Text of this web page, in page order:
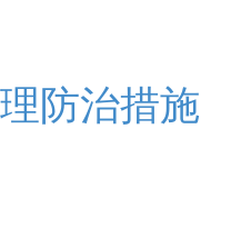
防治措施